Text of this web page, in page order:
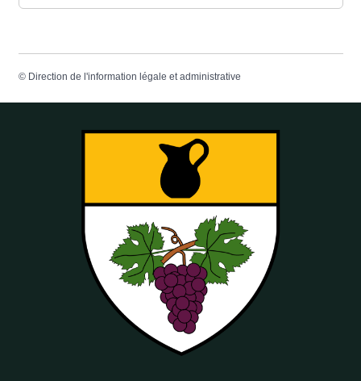
© Direction de l'information légale et administrative